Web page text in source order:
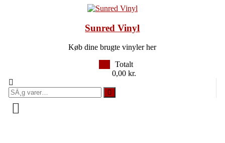
Sunred Vinyl
Køb dine brugte vinyler her
Totalt
0,00 kr.
SÃ¸g
efter: